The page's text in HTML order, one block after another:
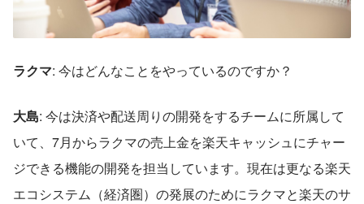
ラクマ: 今はどんなことをやっているのですか？
大島: 今は決済や配送周りの開発をするチームに所属して
いて、7月からラクマの売上金を楽天キャッシュにチャー
ジできる機能の開発を担当しています。現在は更なる楽天
エコシステム（経済圏）の発展のためにラクマと楽天のサ